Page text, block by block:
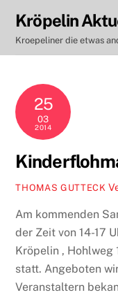
content
Kröpelin
Kroepeliner die etwas
25
03
2014
THOMAS GUTTECK
Am kommenden
der Zeit von 14-17
Kröpelin , Hohlweg
statt. Angeboten
Veranstaltern